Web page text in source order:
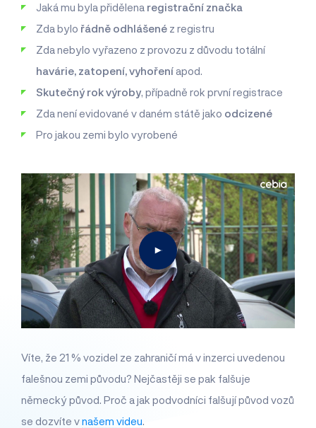
Jaká mu byla přidělena registrační značka
Zda bylo řádně odhlášenéz registru
Zda nebylo vyřazeno z provozu z důvodu totální
havárie, zatopení, vyhořeníapod.
Skutečný rok výroby, případně rok první registrace
Zda není evidované v daném státě jako odcizené
Pro jakou zemi bylo vyrobené
Víte, že 21 % vozidel ze zahraničí má v inzerci uvedenou
falešnou zemi původu? Nejčastěji se pak falšuje
německý původ. Proč a jak podvodníci falšují původ vozů
se dozvíte vnašem videu.